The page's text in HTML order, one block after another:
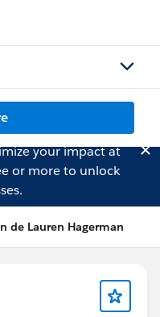
your impact at
or more to unlock
de Lauren Hagerman